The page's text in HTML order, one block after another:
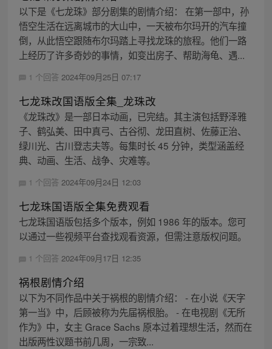
以下是《七龙珠》部分剧集的剧情介绍： 在第一部中，孙
悟空生活在远离城市的大山中，一天被布尔玛开的汽车撞
倒，从此悟空跟随布尔玛踏上寻找龙珠的旅程。他们一路
上经历了许多奇妙的事情，如变出房子、帮助海龟、遇...
1 个回答 2024年09月25日 07:17
七龙珠改国语版全集_龙珠改
《龙珠改》是一部日本动画，已完结。其主演包括野泽雅
子、鹤弘美、田中真弓、古谷彻、龙田直树、佐藤正治、
绿川光、古川登志夫等。每集时长 45 分钟，类型涵盖经
典、动画、生活、战争、灾难等。
1 个回答 2024年09月24日 12:03
七龙珠国语版全集免费观看
七龙珠国语版包括多个版本，例如 1986 年的版本。您可
以通过一些视频平台查找观看资源，但需注意版权问题。
1 个回答 2024年09月17日 12:35
祸根剧情介绍
以下为不同作品中关于祸根的剧情介绍： - 在小说《天字
第一当》中，后顾被称为先届祸根胎。 - 在电视剧《无所
作为》中，女主 Grace Sachs 原本过着理想生活，然而在
出版两性议题书前几周，一宗致...